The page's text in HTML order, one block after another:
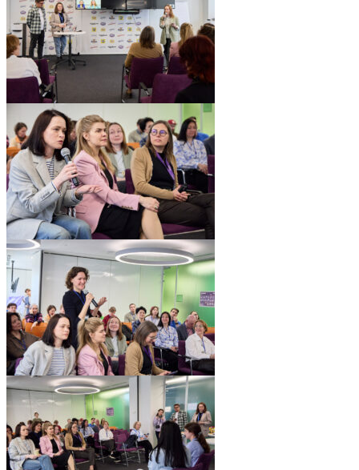
pic06551_18
pic06551_17
pic06551_16